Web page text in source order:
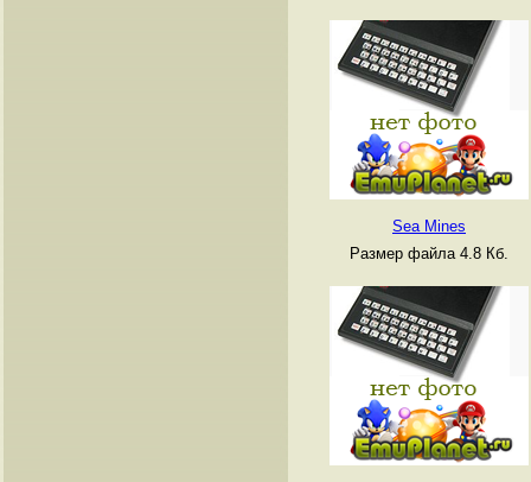
Sea Mines
Размер файла 4.8 Кб.